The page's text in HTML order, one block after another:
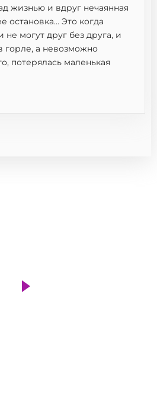
жизнью и вдруг нечаянная
остановка... Это когда
могут друг без друга, и
горле, а невозможно
потерялась маленькая